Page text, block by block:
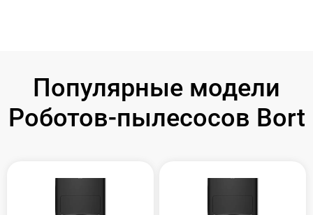
Популярные модели
Роботов-пылесосов Bort